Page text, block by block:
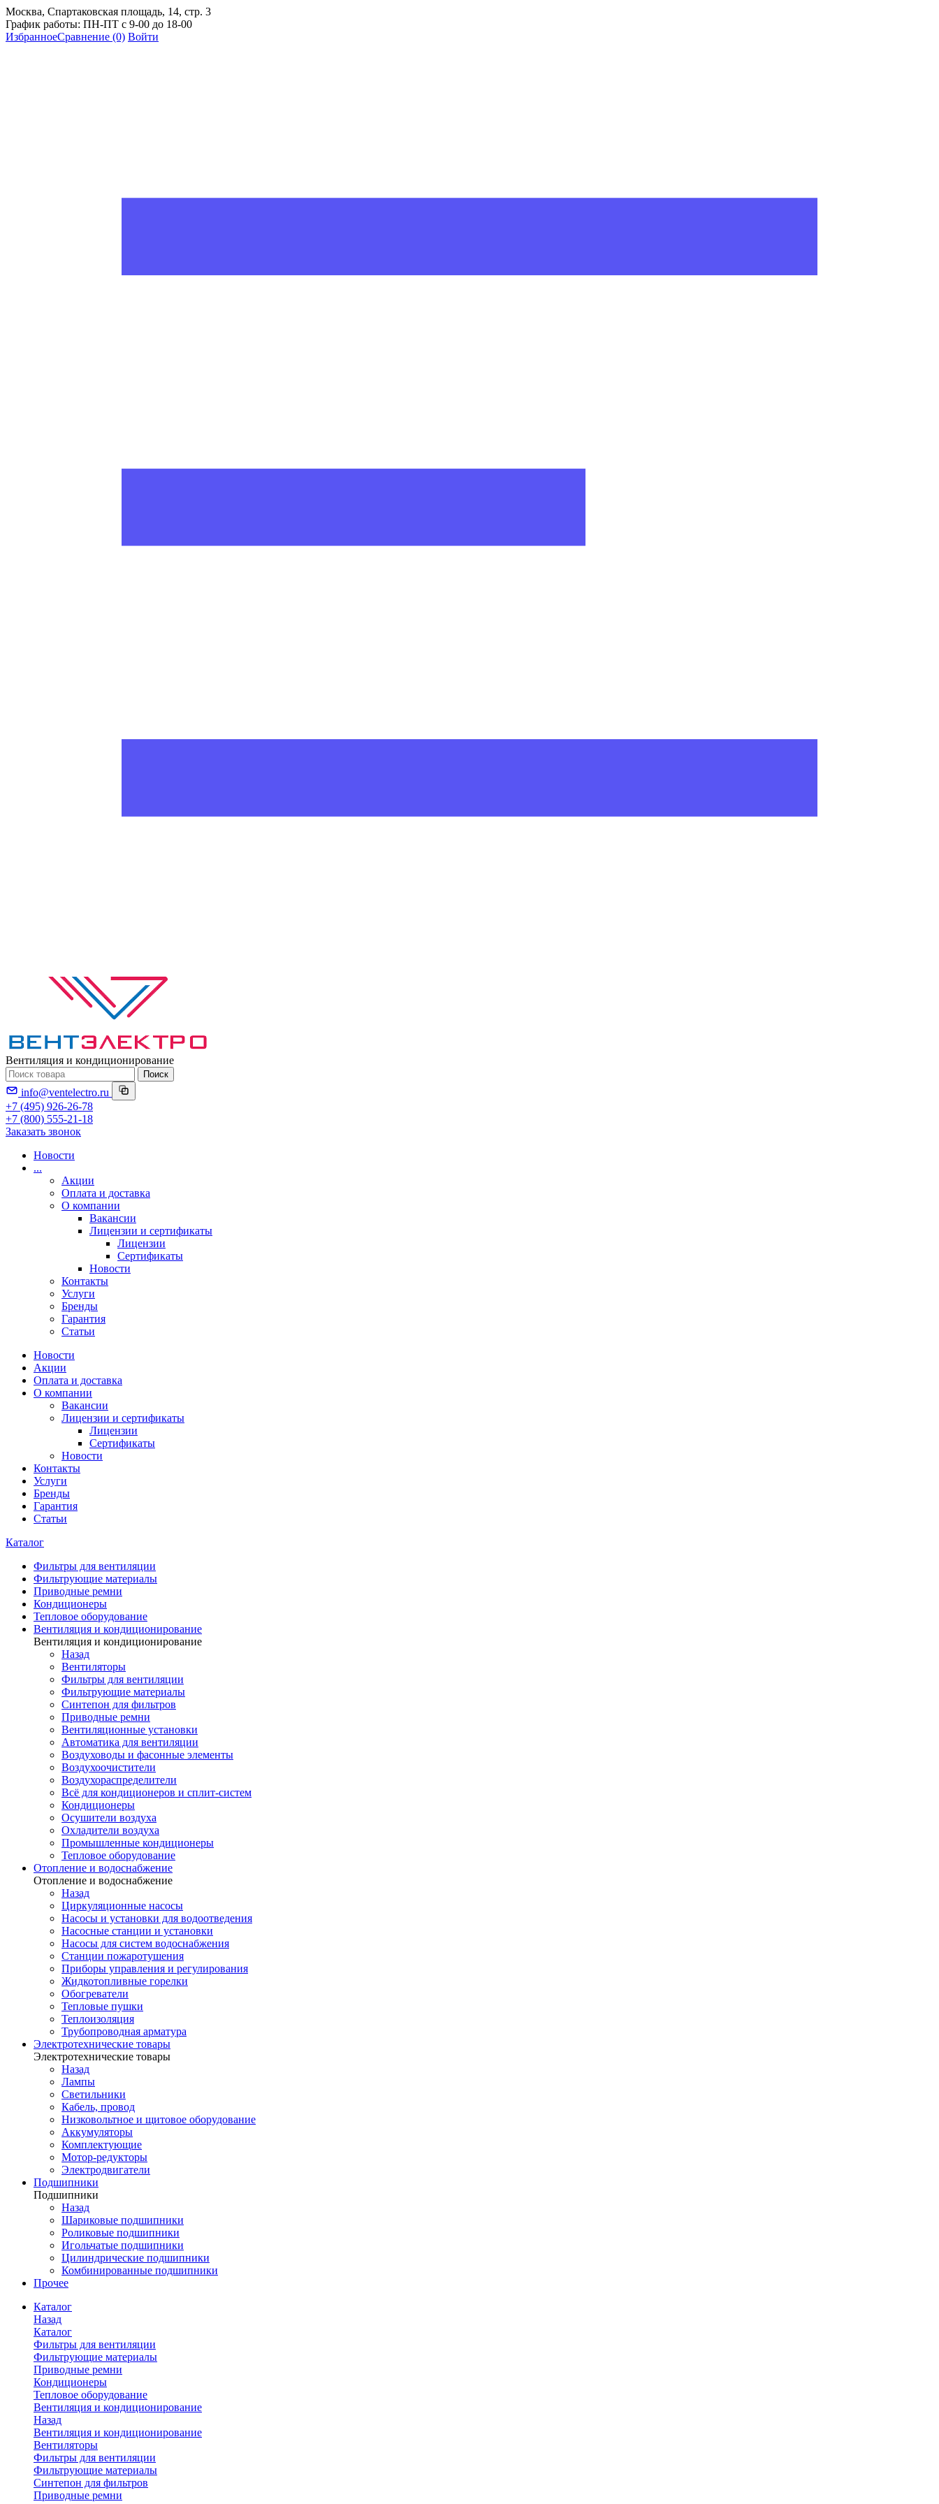
Москва, Спартаковская площадь, 14, стр. 3
График работы: ПН-ПТ с 9-00 до 18-00
ИзбранноеСравнение (0) Войти
Вентиляция и кондиционирование
Поиск
info@ventelectro.ru
+7 (495) 926-26-78
+7 (800) 555-21-18
Заказать звонок
Новости
...
Акции
Оплата и доставка
О компании
Вакансии
Лицензии и сертификаты
Лицензии
Сертификаты
Новости
Контакты
Услуги
Бренды
Гарантия
Статьи
Новости
Акции
Оплата и доставка
О компании
Вакансии
Лицензии и сертификаты
Лицензии
Сертификаты
Новости
Контакты
Услуги
Бренды
Гарантия
Статьи
Каталог
Фильтры для вентиляции
Фильтрующие материалы
Приводные ремни
Кондиционеры
Тепловое оборудование
Вентиляция и кондиционирование
Вентиляция и кондиционирование
Назад
Вентиляторы
Фильтры для вентиляции
Фильтрующие материалы
Синтепон для фильтров
Приводные ремни
Вентиляционные установки
Автоматика для вентиляции
Воздуховоды и фасонные элементы
Воздухоочистители
Воздухораспределители
Всё для кондиционеров и сплит-систем
Кондиционеры
Осушители воздуха
Охладители воздуха
Промышленные кондиционеры
Тепловое оборудование
Отопление и водоснабжение
Отопление и водоснабжение
Назад
Циркуляционные насосы
Насосы и установки для водоотведения
Насосные станции и установки
Насосы для систем водоснабжения
Станции пожаротушения
Приборы управления и регулирования
Жидкотопливные горелки
Обогреватели
Тепловые пушки
Теплоизоляция
Трубопроводная арматура
Электротехнические товары
Электротехнические товары
Назад
Лампы
Светильники
Кабель, провод
Низковольтное и щитовое оборудование
Аккумуляторы
Комплектующие
Мотор-редукторы
Электродвигатели
Подшипники
Подшипники
Назад
Шариковые подшипники
Роликовые подшипники
Игольчатые подшипники
Цилиндрические подшипники
Комбинированные подшипники
Прочее
Каталог
Назад
Каталог
Фильтры для вентиляции
Фильтрующие материалы
Приводные ремни
Кондиционеры
Тепловое оборудование
Вентиляция и кондиционирование
Назад
Вентиляция и кондиционирование
Вентиляторы
Фильтры для вентиляции
Фильтрующие материалы
Синтепон для фильтров
Приводные ремни